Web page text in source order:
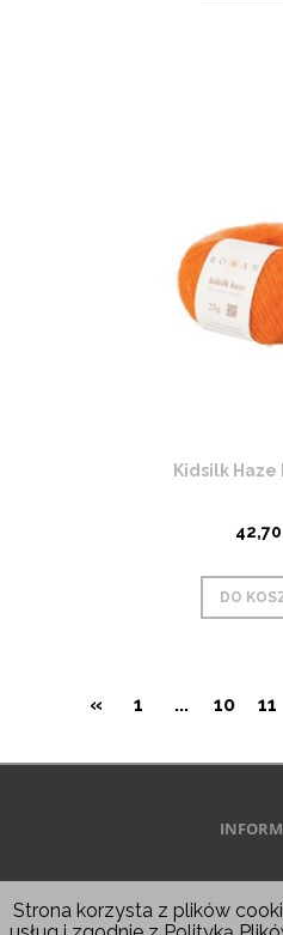
Strona korzysta z plików
Kidsilk Haze
42,70
DO
« 1 ... 10 11